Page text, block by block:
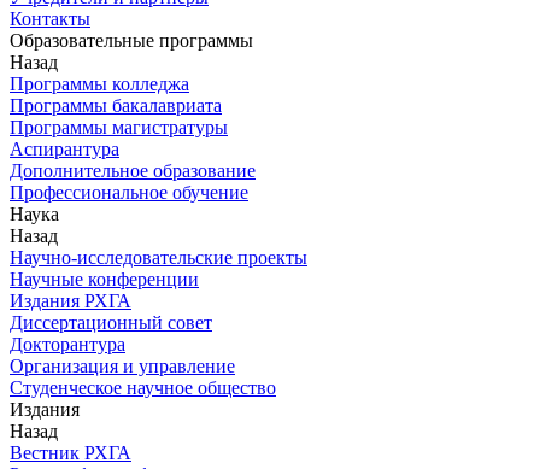
Контакты
Образовательные программы
Назад
Программы колледжа
Программы бакалавриата
Программы магистратуры
Аспирантура
Дополнительное образование
Профессиональное обучение
Наука
Назад
Научно-исследовательские проекты
Научные конференции
Издания РХГА
Диссертационный совет
Докторантура
Организация и управление
Студенческое научное общество
Издания
Назад
Вестник РХГА